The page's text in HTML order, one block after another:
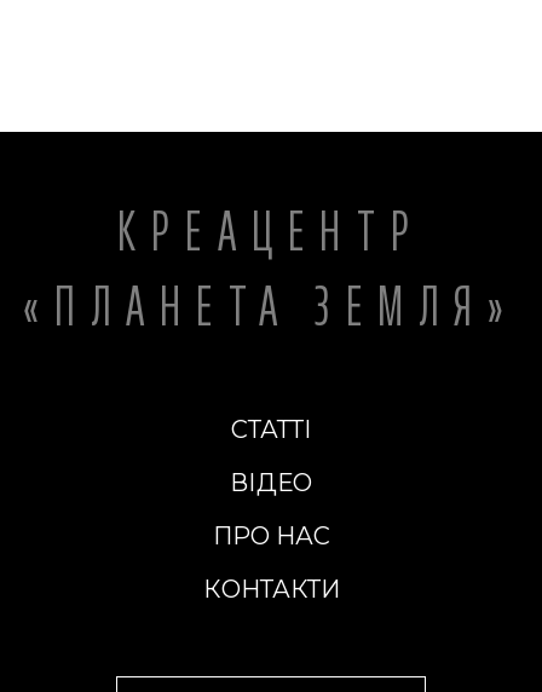
КРЕАЦЕНТР
«ПЛАНЕТА ЗЕМЛЯ»
СТАТТІ
ВІДЕО
ПРО НАС
КОНТАКТИ